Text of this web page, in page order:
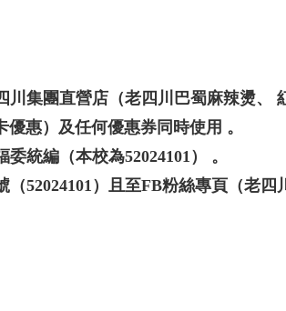
集團直營店（老四川巴蜀麻辣燙、
惠）及任何優惠券同時使用 。
統編（本校為52024101） 。
52024101）且至FB粉絲專頁（老